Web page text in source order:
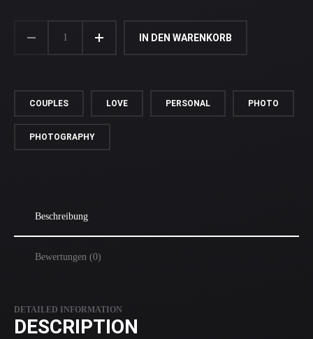
MOOD
IN DEN WARENKORB
COUPLES LOVE PERSONAL PHOTO
PHOTOGRAPHY
Beschreibung
Bewertungen (0)
DETAILED INFORMATION
DESCRIPTION